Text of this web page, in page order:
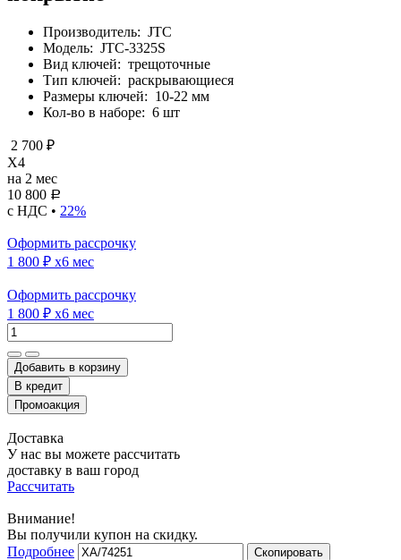
Производитель: JTC
Модель: JTC-3325S
Вид ключей: трещоточные
Тип ключей: раскрывающиеся
Размеры ключей: 10-22 мм
Кол-во в наборе: 6 шт
2 700 ₽
X4
на 2 мес
10 800 Р
с НДС • 22%
Оформить рассрочку
1 800 ₽ x6 мес
Оформить рассрочку
1 800 ₽ x6 мес
Добавить в корзину
Доставка
У нас вы можете рассчитать
доставку в ваш город
Рассчитать
Внимание!
Вы получили купон на скидку.
Подробнее
Скопировать